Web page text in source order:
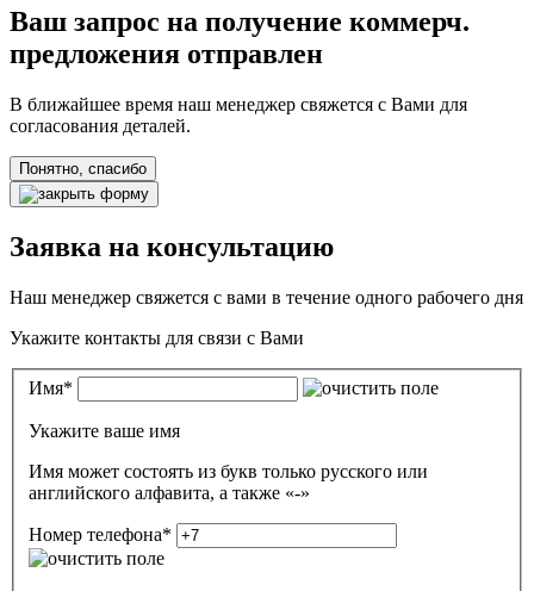
Ваш запрос на получение коммерч.
предложения отправлен
В ближайшее время наш менеджер свяжется с Вами для
согласования деталей.
Понятно, спасибо
Заявка на консультацию
Наш менеджер свяжется с вами в течение одного рабочего дня
Укажите контакты для связи с Вами
Имя*
Укажите ваше имя
Имя может состоять из букв только русского или
английского алфавита, а также «-»
Номер телефона*